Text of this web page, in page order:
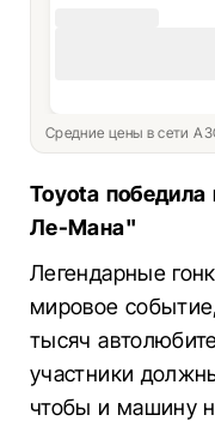
Средние цены в сети
Toyota победила
Ле-Мана"
Легендарные
мировое
тысяч
участники
чтобы и машину